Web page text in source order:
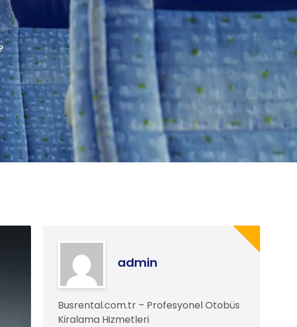
admin
Busrental.com.tr – Profesyonel Otobüs
Kiralama Hizmetleri